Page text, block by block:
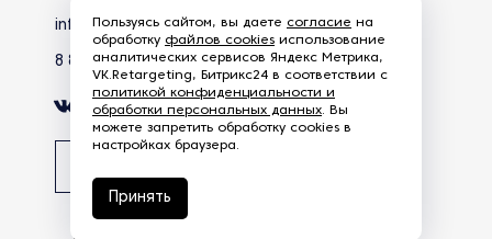
info@eg-mail.ru
8 800 600 59 18
Пользуясь сайтом, вы даете согласие на
обработку файлов cookies использование
аналитических сервисов Яндекс Метрика,
VK.Retargeting, Битрикс24 в соответствии с
политикой конфиденциальности и
обработки персональных данных. Вы
можете запретить обработку cookies в
настройках браузера.
Принять